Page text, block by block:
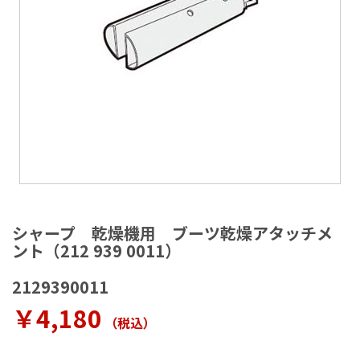
シャープ 乾燥機用 ブーツ乾燥アタッチメ
ント（212 939 0011）
2129390011
￥4,180 （税込）
メ
ー
ジ
ャ
リ